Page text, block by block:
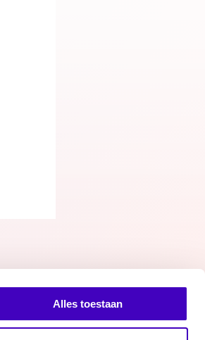
Alles toestaan